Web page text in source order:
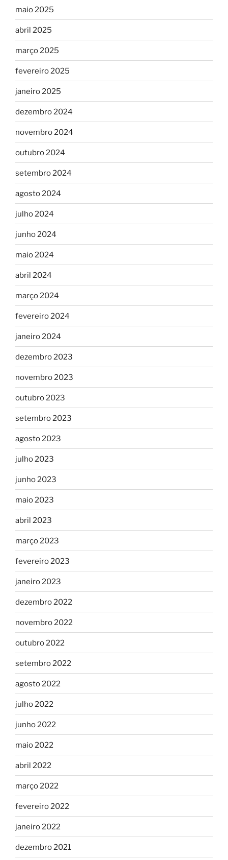
maio 2025
abril 2025
março 2025
fevereiro 2025
janeiro 2025
dezembro 2024
novembro 2024
outubro 2024
setembro 2024
agosto 2024
julho 2024
junho 2024
maio 2024
abril 2024
março 2024
fevereiro 2024
janeiro 2024
dezembro 2023
novembro 2023
outubro 2023
setembro 2023
agosto 2023
julho 2023
junho 2023
maio 2023
abril 2023
março 2023
fevereiro 2023
janeiro 2023
dezembro 2022
novembro 2022
outubro 2022
setembro 2022
agosto 2022
julho 2022
junho 2022
maio 2022
abril 2022
março 2022
fevereiro 2022
janeiro 2022
dezembro 2021